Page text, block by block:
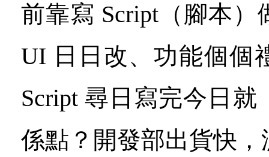
前靠寫 Script（腳本）
UI 日日改、功能個個
Script 尋日寫完今日
係點？開發部出貨快